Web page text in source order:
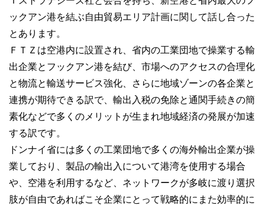
ックアン港を結ぶ自由貿易エリア計画に関して話し合った
とあります。
ＦＴＺは空港内に設置され、省内の工業団地で操業する輸
出企業とフックアン港を結び、市場へのアクセスの合理化
と物流と輸送サービス強化、さらに地域ゾーンの各企業と
連携が期待できる訳で、輸出入税の免除と通関手続きの簡
素化などで多くのメリットが生まれ地域経済の発展が加速
する訳です。
ドンナイ省には多くの工業団地で多くの海外輸出企業が操
業しており、製品の輸出入について港湾を使用する場合
や、空港を利用するなど、ネットワークが多岐に渡り選択
肢が自由であればこそ企業にとって戦略的にまた効率的に